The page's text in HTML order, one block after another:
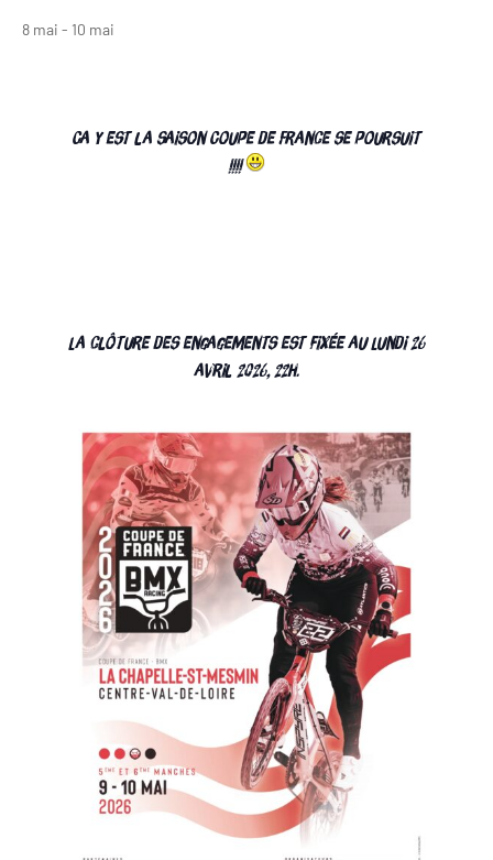
8 mai - 10 mai
Ca y est la saison Coupe de France se poursuit
!!!!
La clôture des engagements est fixée au Lundi 26
avril 2026, 22h.